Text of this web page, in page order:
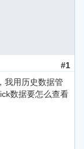
#1
我用历史数据管
数据要怎么查看